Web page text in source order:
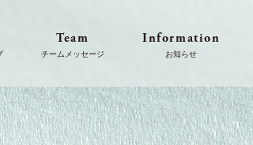
Team Information